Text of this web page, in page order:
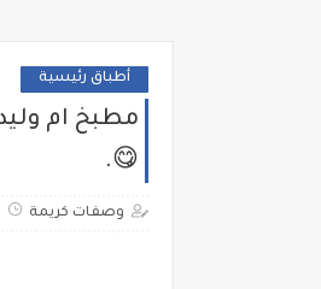
أطباق رئيسية
مطبخ ام
😋.
وصفات كريمة